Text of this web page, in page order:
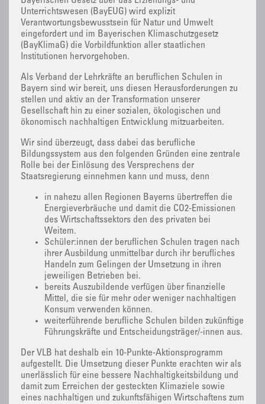
Unterrichtswesen (BayEUG) wird explizit
Verantwortungsbewusstsein für Natur und Umwelt
eingefordert und im Bayerischen Klimaschutzgesetz
(BayKlimaG) die Vorbildfunktion aller staatlichen
Institutionen hervorgehoben.
Als Verband der Lehrkräfte an beruflichen Schulen in
Bayern sind wir bereit, uns diesen Herausforderungen zu
stellen und aktiv an der Transformation unserer
Gesellschaft hin zu einer sozialen, ökologischen und
ökonomisch nachhaltigen Entwicklung mitzuarbeiten.
Wir sind überzeugt, dass dabei das berufliche
Bildungssystem aus den folgenden Gründen eine zentrale
Rolle bei der Einlösung des Versprechens der
Staatsregierung einnehmen kann und muss, denn
in nahezu allen Regionen Bayerns übertreffen die
Energieverbräuche und damit die CO2-Emissionen
des Wirtschaftssektors den des privaten bei
Weitem.
Schüler:innen der beruflichen Schulen tragen nach
ihrer Ausbildung unmittelbar durch ihr berufliches
Handeln zum Gelingen der Umsetzung in ihren
jeweiligen Betrieben bei.
bereits Auszubildende verfügen über finanzielle
Mittel, die sie für mehr oder weniger nachhaltigen
Konsum verwenden können.
weiterführende berufliche Schulen bilden zukünftige
Führungskräfte und Entscheidungsträger/-innen aus.
Der VLB hat deshalb ein 10-Punkte-Aktionsprogramm
aufgestellt. Die Umsetzung dieser Punkte erachten wir als
unerlässlich für eine bessere Nachhaltigkeitsbildung und
damit zum Erreichen der gesteckten Klimaziele sowie
eines nachhaltigen und zukunftsfähigen Wirtschaftens zum